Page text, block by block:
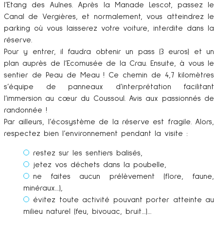
l’Etang des Aulnes. Après la Manade Lescot, passez le
Canal de Vergières, et normalement, vous atteindrez le
parking où vous laisserez votre voiture, interdite dans la
réserve.
Pour y entrer, il faudra obtenir un pass (3 euros) et un
plan auprès de l’Ecomusée de la Crau. Ensuite, à vous le
sentier de Peau de Meau ! Ce chemin de 4,7 kilomètres
s’équipe de panneaux d’interprétation facilitant
l’immersion au cœur du Coussoul. Avis aux passionnés de
randonnée !
Par ailleurs, l’écosystème de la réserve est fragile. Alors,
respectez bien l’environnement pendant la visite :
restez sur les sentiers balisés,
jetez vos déchets dans la poubelle,
ne faites aucun prélèvement (flore, faune,
minéraux…),
évitez toute activité pouvant porter atteinte au
milieu naturel (feu, bivouac, bruit…)…